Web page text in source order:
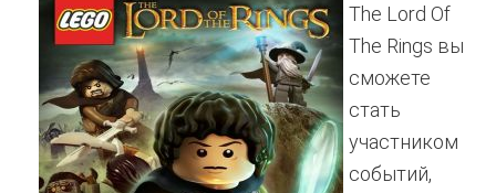
The Lord Of
The Rings вы
сможете
стать
участником
событий,